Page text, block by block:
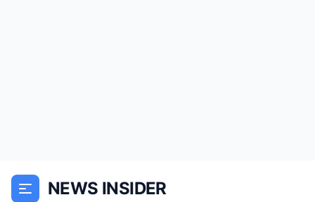
NEWS INSIDER